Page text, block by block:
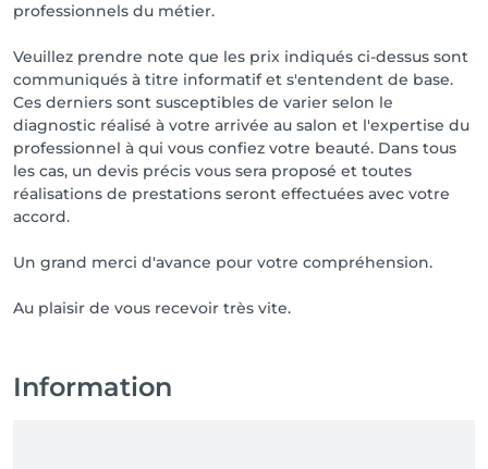
professionnels du métier.
Veuillez prendre note que les prix indiqués ci-dessus sont
communiqués à titre informatif et s'entendent de base.
Ces derniers sont susceptibles de varier selon le
diagnostic réalisé à votre arrivée au salon et l'expertise du
professionnel à qui vous confiez votre beauté. Dans tous
les cas, un devis précis vous sera proposé et toutes
réalisations de prestations seront effectuées avec votre
accord.
Un grand merci d'avance pour votre compréhension.
Au plaisir de vous recevoir très vite.
Information